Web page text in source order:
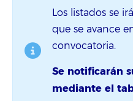
Los listados se
que se avance
convocatoria.
Se notificarán
mediante el